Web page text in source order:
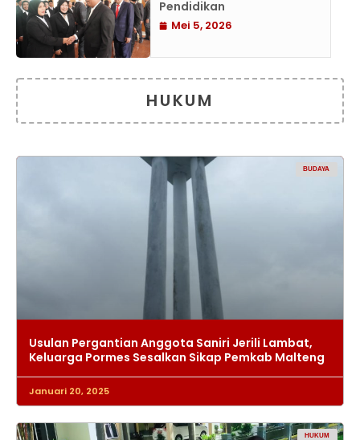
Pendidikan
Mei 5, 2026
HUKUM
BUDAYA
Usulan Pergantian Anggota Saniri Jerili Lambat,
Keluarga Pormes Sesalkan Sikap Pemkab Malteng
Januari 20, 2025
HUKUM